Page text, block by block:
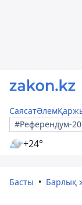
СаясатӘлем
#Референдум-
+24°
Басты Барлық